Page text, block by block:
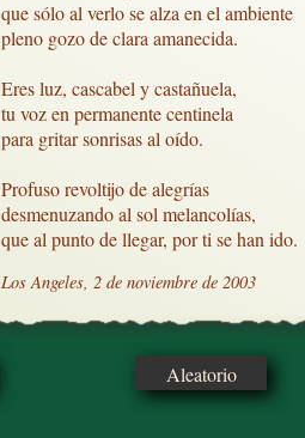
que sólo al verlo se alza en el ambiente
pleno gozo de clara amanecida.
Eres luz, cascabel y castañuela,
tu voz en permanente centinela
para gritar sonrisas al oído.
Profuso revoltijo de alegrías
desmenuzando al sol melancolías,
que al punto de llegar, por ti se han ido.
Los Angeles, 2 de noviembre de 2003
Aleatorio